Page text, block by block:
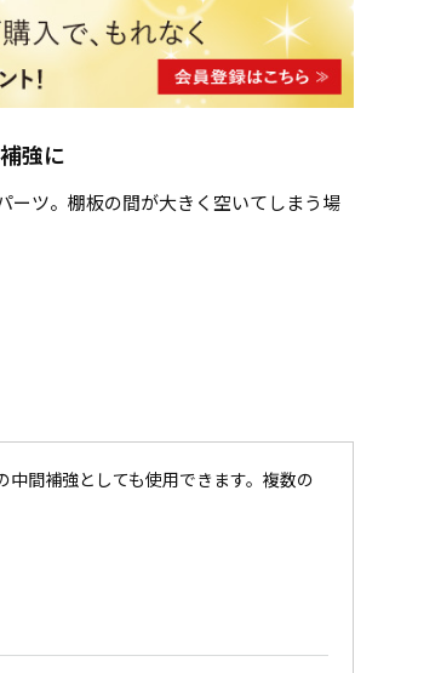
強に
ーツ。棚板の間が大きく空いてしまう場
間補強としても使用できます。複数の